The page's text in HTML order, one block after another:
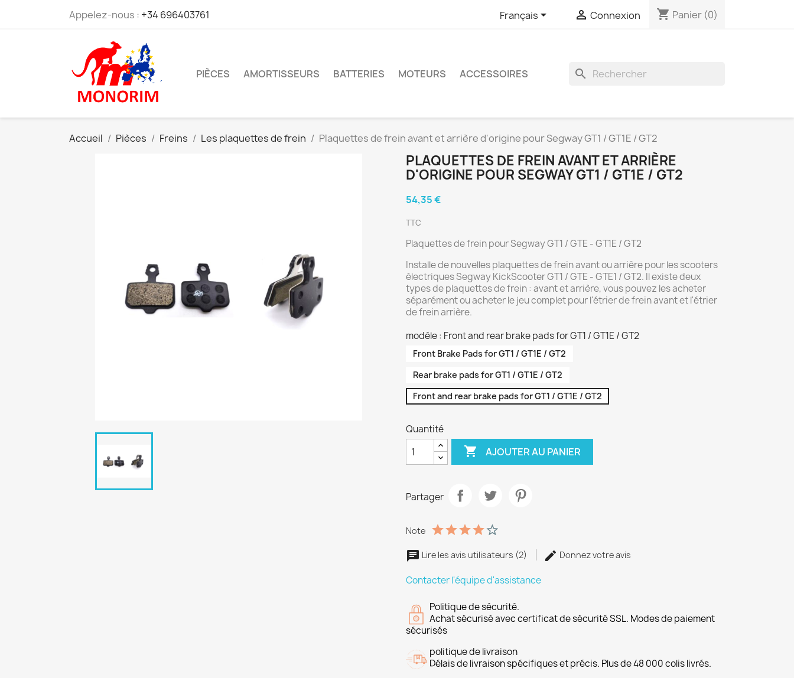
Appelez-nous : +34 696403761 Français  Connexion shopping_cart Panier (0)
PIÈCES AMORTISSEURS BATTERIES MOTEURS ACCESSOIRES search
Accueil Pièces Freins Les plaquettes de frein Plaquettes de frein avant et arrière d'origine pour Segway GT1 / GT1E / GT2
PLAQUETTES DE FREIN AVANT ET ARRIÈRE
D'ORIGINE POUR SEGWAY GT1 / GT1E / GT2
54,35 €
TTC
Plaquettes de frein pour Segway GT1 / GTE - GT1E / GT2
Installe de nouvelles plaquettes de frein avant ou arrière pour les scooters
électriques Segway KickScooter GT1 / GTE - GTE1 / GT2. Il existe deux
types de plaquettes de frein : avant et arrière, vous pouvez les acheter
séparément ou acheter le jeu complet pour l'étrier de frein avant et l'étrier
de frein arrière.
modèle : Front and rear brake pads for GT1 / GT1E / GT2
Front Brake Pads for GT1 / GT1E / GT2
Rear brake pads for GT1 / GT1E / GT2
Front and rear brake pads for GT1 / GT1E / GT2
Quantité
 AJOUTER AU PANIER
Partager
Note
Lire les avis utilisateurs (2) Donnez votre avis
Contacter l'équipe d'assistance
Politique de sécurité.
Achat sécurisé avec certificat de sécurité SSL. Modes de paiement
sécurisés
politique de livraison
Délais de livraison spécifiques et précis. Plus de 48 000 colis livrés.